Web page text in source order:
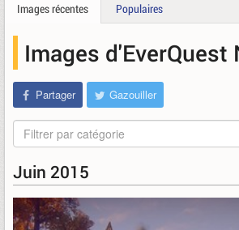
Images récentes Populaires
Images d'EverQuest
Partager Gazouiller
Filtrer par catégorie
Juin 2015